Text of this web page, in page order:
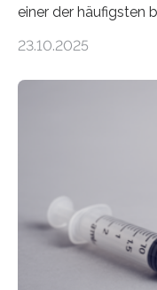
einer der häufigsten
Betroffenen können
Dringend benötigt
nur
Gewebe
Hertie-Institut für
Universitätsklinikum
Schwachstelle im
Medulloblastoms
Stiftung
23.10.2025